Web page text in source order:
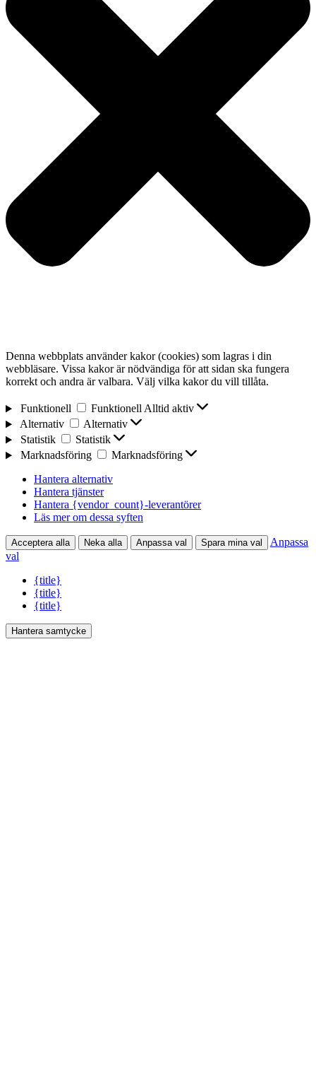
Denna webbplats använder kakor (cookies) som lagras i din
webbläsare. Vissa kakor är nödvändiga för att sidan ska fungera
korrekt och andra är valbara. Välj vilka kakor du vill tillåta.
Funktionell FunktionellAlltid aktiv
Alternativ
Alternativ
Statistik
Statistik
Marknadsföring
Marknadsföring
Hantera alternativ
Hantera tjänster
Hantera {vendor_count}-leverantörer
Läs mer om dessa syften
Acceptera alla Neka alla Anpassa val Spara mina val
Anpassa
val
{title}
{title}
{title}
Hantera samtycke